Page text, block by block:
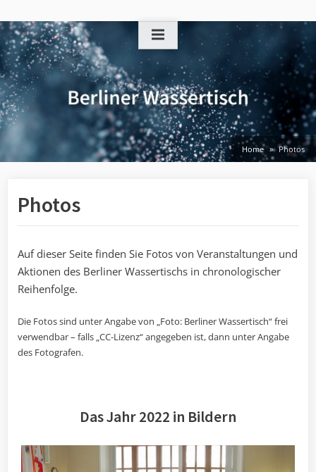
to
content
Home Photos
Photos
Auf dieser Seite finden Sie Fotos von Veranstaltungen und
Aktionen des Berliner Wassertischs in chronologischer
Reihenfolge.
Die Fotos sind unter Angabe von „Foto: Berliner Wassertisch“ frei
verwendbar – falls „CC-Lizenz“ angegeben ist, dann unter Angabe
des Fotografen.
Das Jahr 2022 in Bildern